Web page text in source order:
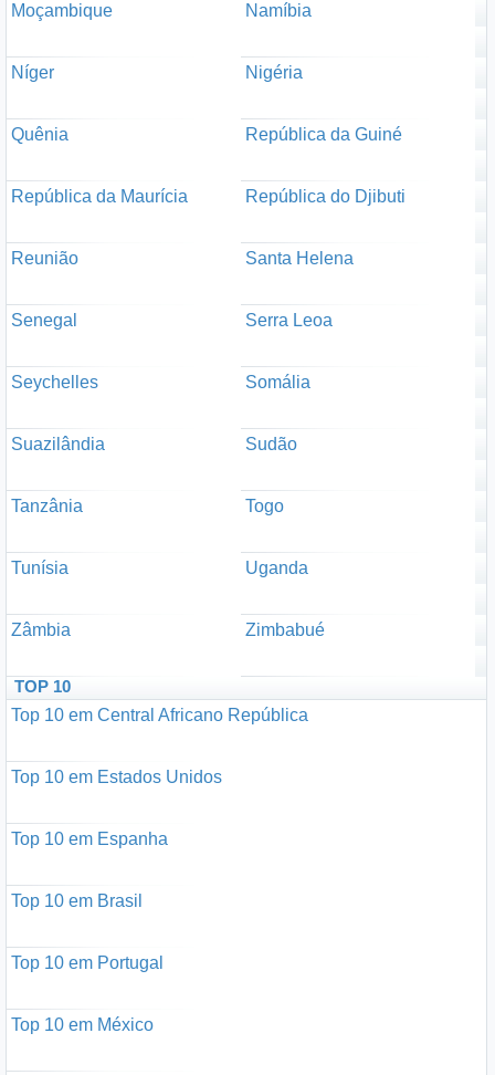
Moçambique Namíbia
Níger Nigéria
Quênia República da Guiné
República da Maurícia República do Djibuti
Reunião Santa Helena
Senegal Serra Leoa
Seychelles Somália
Suazilândia Sudão
Tanzânia Togo
Tunísia Uganda
Zâmbia Zimbabué
TOP 10
Top 10 em Central Africano República
Top 10 em Estados Unidos
Top 10 em Espanha
Top 10 em Brasil
Top 10 em Portugal
Top 10 em México